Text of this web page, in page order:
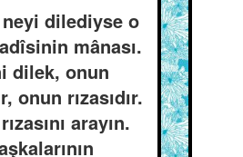
neyi dilediyse o
mânası.
dilek, onun
onun rızasıdır.
arayın.